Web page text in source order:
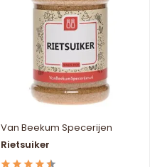
Van Beekum Specerijen
Rietsuiker